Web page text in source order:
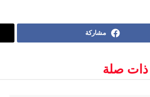
مشاركة
ذات صلة